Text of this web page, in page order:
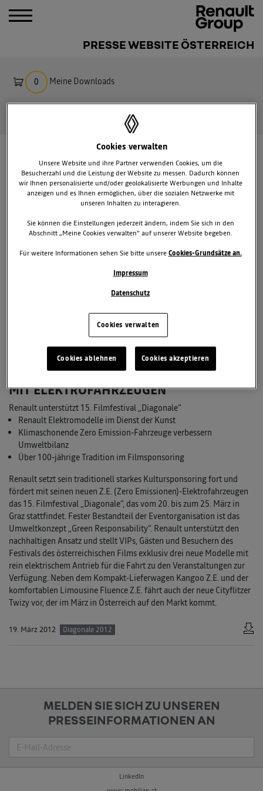
PRESSE WEBSITE ÖSTERREICH
0 Meine Downloads
PRESSEMITTEILUNGENÖSTERREICH
DIAGONALE 2012
UMWELTSCHONENDER SHUTTLESERVICE
MIT ELEKTROFAHRZEUGEN
Renault unterstützt 15. Filmfestival „Diagonale“
Renault Elektromodelle im Dienst der Kunst
Klimaschonende Zero Emission-Fahrzeuge verbessern
Umweltbilanz
Über 100-jährige Tradition im Filmsponsoring
Renault setzt sein traditionell starkes Kultursponsoring fort und
fördert mit seinen neuen Z.E. (Zero Emissionen)-Elektrofahrzeugen
das 15. Filmfestival „Diagonale“, das vom 20. bis zum 25. März in
Graz stattfindet. Fester Bestandteil der Eventorganisation ist das
Umweltkonzept „Green Responsability“. Renault unterstützt den
nachhaltigen Ansatz und stellt VIPs, Gästen und Besuchern des
Festivals des österreichischen Films exklusiv drei neue Modelle mit
rein elektrischem Antrieb für die Fahrt zu den Veranstaltungen zur
Verfügung. Neben dem Kompakt-Lieferwagen Kangoo Z.E. und der
komfortablen Limousine Fluence Z.E. fährt auch der neue Cityflitzer
Twizy vor, der im März in Österreich auf den Markt kommt.
19. März 2012 Diagonale 2012
MELDEN SIE SICH ZU UNSEREN
PRESSEINFORMATIONEN AN
Suche
LinkedIn
Cookies verwalten
Unsere Website und ihre Partner verwenden Cookies, um die
Besucherzahl und die Leistung der Website zu messen. Dadurch können
wir Ihnen personalisierte und/oder geolokalisierte Werbungen und Inhalte
anzeigen und es Ihnen ermöglichen, über die sozialen Netzwerke mit
unseren Inhalten zu interagieren.
Sie können die Einstellungen jederzeit ändern, indem Sie sich in den
Abschnitt „Meine Cookies verwalten“ auf unserer Website begeben.
Für weitere Informationen sehen Sie bitte unsereCookies-Grundsätze an.
Impressum
Datenschutz
Cookies verwalten
Cookies ablehnen Cookies akzeptieren